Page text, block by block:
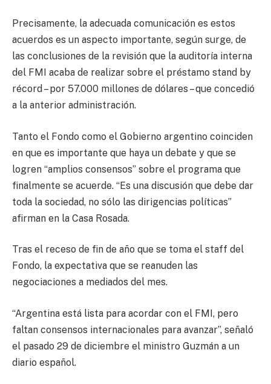
Precisamente, la adecuada comunicación es estos
acuerdos es un aspecto importante, según surge, de
las conclusiones de la revisión que la auditoría interna
del FMI acaba de realizar sobre el préstamo stand by
récord – por 57.000 millones de dólares – que concedió
a la anterior administración.
Tanto el Fondo como el Gobierno argentino coinciden
en que es importante que haya un debate y que se
logren “amplios consensos” sobre el programa que
finalmente se acuerde. “Es una discusión que debe dar
toda la sociedad, no sólo las dirigencias políticas”
afirman en la Casa Rosada.
Tras el receso de fin de año que se toma el staff del
Fondo, la expectativa que se reanuden las
negociaciones a mediados del mes.
“Argentina está lista para acordar con el FMI, pero
faltan consensos internacionales para avanzar”, señaló
el pasado 29 de diciembre el ministro Guzmán a un
diario español.